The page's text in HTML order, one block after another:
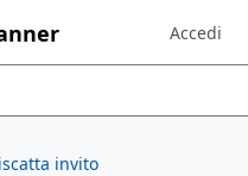
Sign in to
Accedi
invito